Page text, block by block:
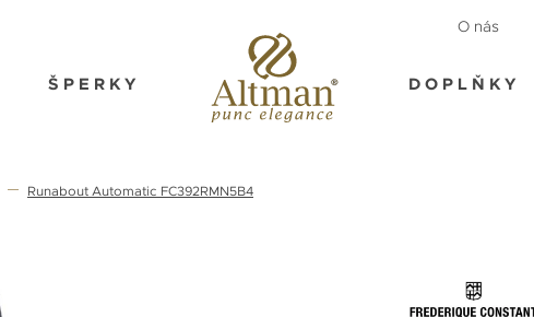
O nás
ŠPERKY DOPLŇKY
Runabout Automatic FC392RMN5B4